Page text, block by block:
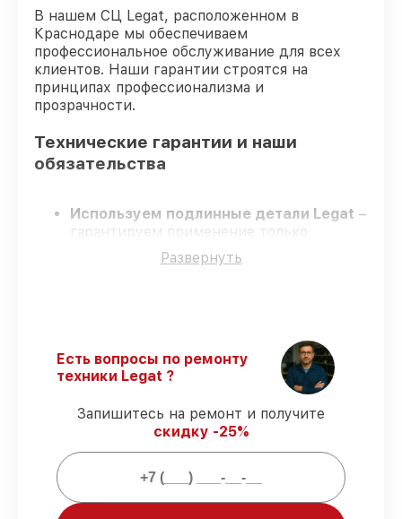
В нашем СЦ Legat, расположенном в
Краснодаре мы обеспечиваем
профессиональное обслуживание для всех
клиентов. Наши гарантии строятся на
принципах профессионализма и
прозрачности.
Технические гарантии и наши
обязательства
Используем подлинные детали Legat –
гарантируем применение только
заводских комплектующих.
Сертифицированные специалисты
– ремонт
тепловизора Legat 3F40 LRF Gen.2 строго
по договоренности.
– все все
виды ремонта защищены сервисной
Мы гарантируем:
Развернуть
Есть вопросы по ремонту
техники Legat ?
Запишитесь на ремонт и получите
скидку -25%